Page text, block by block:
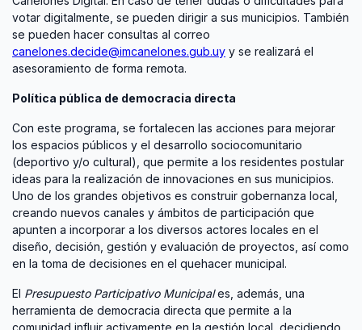
votar digitalmente, se pueden dirigir a sus municipios. También
se pueden hacer consultas al correo
canelones.decide@imcanelones.gub.uy y se realizará el
asesoramiento de forma remota.
Política pública de democracia directa
Con este programa, se fortalecen las acciones para mejorar
los espacios públicos y el desarrollo sociocomunitario
(deportivo y/o cultural), que permite a los residentes postular
ideas para la realización de innovaciones en sus municipios.
Uno de los grandes objetivos es construir gobernanza local,
creando nuevos canales y ámbitos de participación que
apunten a incorporar a los diversos actores locales en el
diseño, decisión, gestión y evaluación de proyectos, así como
en la toma de decisiones en el quehacer municipal.
El Presupuesto Participativo Municipales, además, una
herramienta de democracia directa que permite a la